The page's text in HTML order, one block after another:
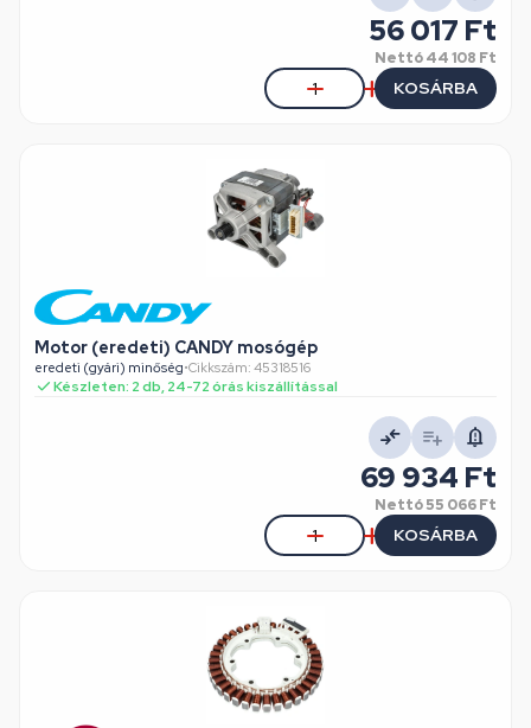
56 017 Ft
Nettó44 108 Ft
KOSÁRBA
Motor (eredeti) CANDY mosógép
eredeti (gyári) minőség•Cikkszám: 45318516
Készleten: 2 db, 24-72 órás kiszállítással
69 934 Ft
Nettó55 066 Ft
KOSÁRBA